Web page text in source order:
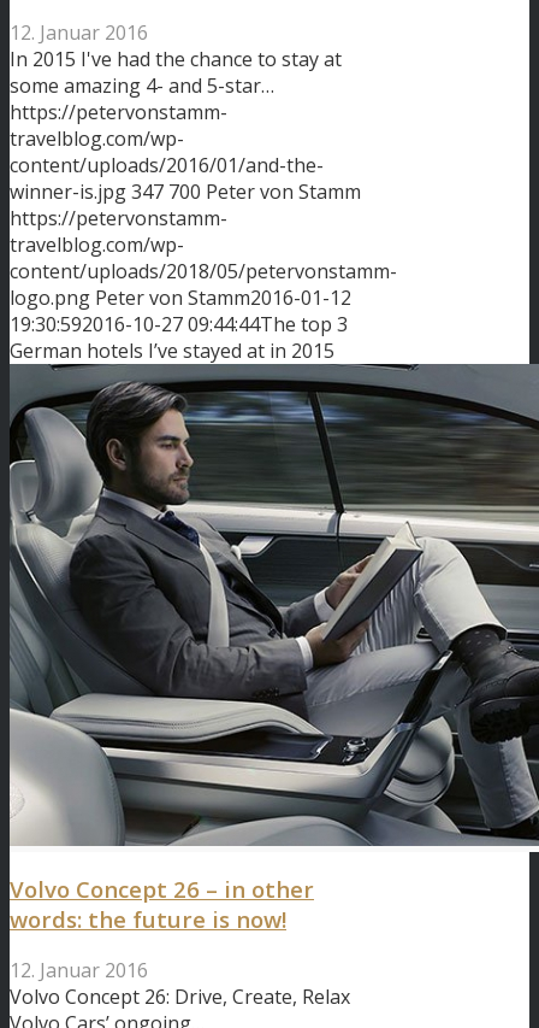
12. Januar 2016
In 2015 I've had the chance to stay at
some amazing 4- and 5-star…
https://petervonstamm-
travelblog.com/wp-
content/uploads/2016/01/and-the-
winner-is.jpg347 700 Peter von Stamm
https://petervonstamm-
travelblog.com/wp-
content/uploads/2018/05/petervonstamm-
logo.png Peter von Stamm2016-01-12
19:30:592016-10-27 09:44:44The top 3
German hotels I’ve stayed at in 2015
Volvo Concept 26 – in other
words: the future is now!
12. Januar 2016
Volvo Concept 26: Drive, Create, Relax